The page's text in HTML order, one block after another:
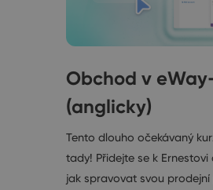
Obchod v
(anglicky)
Tento dlouho očekávaný
tady! Přidejte se k Ernestovi
jak spravovat svou prodejní